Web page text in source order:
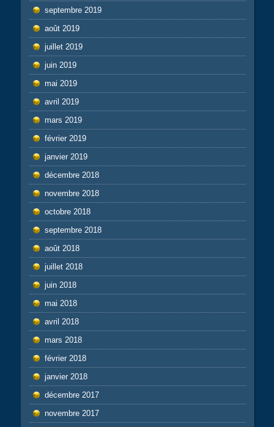
septembre 2019
août 2019
juillet 2019
juin 2019
mai 2019
avril 2019
mars 2019
février 2019
janvier 2019
décembre 2018
novembre 2018
octobre 2018
septembre 2018
août 2018
juillet 2018
juin 2018
mai 2018
avril 2018
mars 2018
février 2018
janvier 2018
décembre 2017
novembre 2017